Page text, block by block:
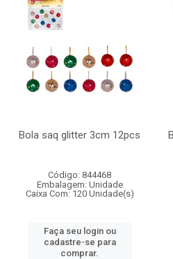
Bola saq glitter 3cm 12pcs
Código: 844468
Embalagem: Unidade
Caixa Com: 120 Unidade(s)
Faça seu login ou
cadastre-se para
comprar.